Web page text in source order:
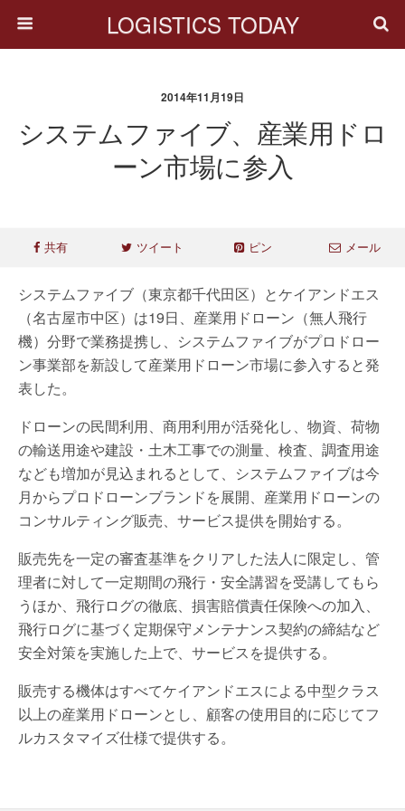
LOGISTICS TODAY
2014年11月19日
システムファイブ、産業用ドロ
ーン市場に参入
共有 ツイート ピン メール
システムファイブ（東京都千代田区）とケイアンドエス
（名古屋市中区）は19日、産業用ドローン（無人飛行
機）分野で業務提携し、システムファイブがプロドロー
ン事業部を新設して産業用ドローン市場に参入すると発
表した。
ドローンの民間利用、商用利用が活発化し、物資、荷物
の輸送用途や建設・土木工事での測量、検査、調査用途
なども増加が見込まれるとして、システムファイブは今
月からプロドローンブランドを展開、産業用ドローンの
コンサルティング販売、サービス提供を開始する。
販売先を一定の審査基準をクリアした法人に限定し、管
理者に対して一定期間の飛行・安全講習を受講してもら
うほか、飛行ログの徹底、損害賠償責任保険への加入、
飛行ログに基づく定期保守メンテナンス契約の締結など
安全対策を実施した上で、サービスを提供する。
販売する機体はすべてケイアンドエスによる中型クラス
以上の産業用ドローンとし、顧客の使用目的に応じてフ
ルカスタマイズ仕様で提供する。